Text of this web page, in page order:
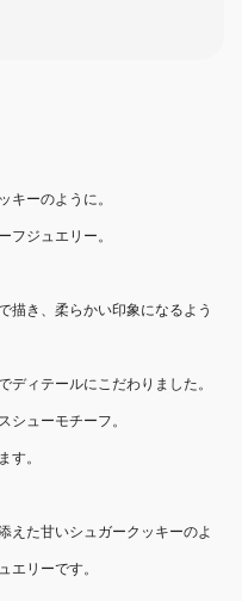
キーのように。
フジュエリー。
描き、柔らかい印象になるよう
ィテールにこだわりました。
シューモチーフ。
す。
えた甘いシュガークッキーのよ
エリーです。